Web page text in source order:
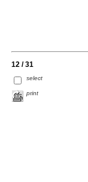
12 / 31
select
print